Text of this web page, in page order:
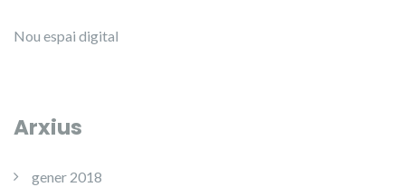
Nou espai digital
Arxius
gener 2018